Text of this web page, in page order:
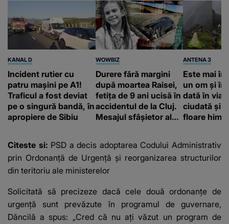
KANAL D
Incident rutier cu
patru mașini pe A1!
Traficul a fost deviat
pe o singură bandă, în
apropiere de Sibiu
WOWBIZ
Durere fără margini
după moartea Raisei,
fetița de 9 ani ucisă în
accidentul de la Cluj.
Mesajul sfâșietor al
ANTENA 3
Este mai
un om și
dată în
ciudată și
floare
Citeste si: PSD a decis adoptarea Codului Administrativ
prin Ordonanţă de Urgenţă şi reorganizarea structurilor
din teritoriu ale ministerelor
Solicitată să precizeze dacă cele două ordonanţe de
urgenţă sunt prevăzute în programul de guvernare,
Dăncilă a spus: „Cred că nu aţi văzut un program de